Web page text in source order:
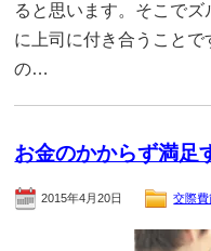
ると思います。そこで
に上司に付き合うこと
の…
お金のかからず満足
2015年4月20日 交際